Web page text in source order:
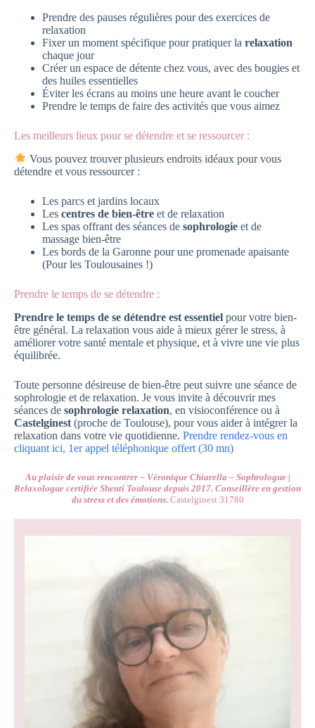
Prendre des pauses régulières pour des exercices de
relaxation
Fixer un moment spécifique pour pratiquer la relaxation
chaque jour
Créer un espace de détente chez vous, avec des bougies et
des huiles essentielles
Éviter les écrans au moins une heure avant le coucher
Prendre le temps de faire des activités que vous aimez
Les meilleurs lieux pour se détendre et se ressourcer :
Vous pouvez trouver plusieurs endroits idéaux pour vous
détendre et vous ressourcer :
Les parcs et jardins locaux
Les centres de bien-être et de relaxation
Les spas offrant des séances de sophrologie et de
massage bien-être
Les bords de la Garonne pour une promenade apaisante
(Pour les Toulousaines !)
Prendre le temps de se détendre :
Prendre le temps de se détendre est essentiel pour votre bien-
être général. La relaxation vous aide à mieux gérer le stress, à
améliorer votre santé mentale et physique, et à vivre une vie plus
équilibrée.
Toute personne désireuse de bien-être peut suivre une séance de
sophrologie et de relaxation. Je vous invite à découvrir mes
séances de sophrologie relaxation, en visioconférence ou à
Castelginest (proche de Toulouse), pour vous aider à intégrer la
relaxation dans votre vie quotidienne. Prendre rendez-vous en
cliquant ici, 1er appel téléphonique offert (30 mn)
Au plaisir de vous rencontrer – Véronique Chiarella – Sophrologue |
Relaxologue certifiée Shenti Toulouse depuis 2017. Conseillère en gestion
du stress et des émotions. Castelginest 31780